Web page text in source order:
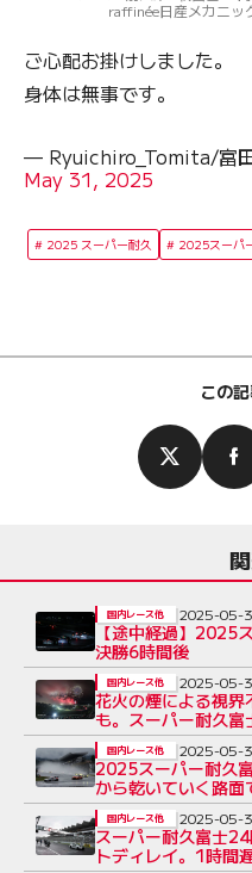
raffinée日産メカニッ
ご心配お掛けしました。
身体は無事です。
— Ryuichiro_Tomita/富
May 31, 2025
2025 スーパー耐久 2025スーパ
この
【途中経過】2025
決勝6時間後
国内レース他 2025-05-
花火の煙による視
も。スーパー耐久
国内レース他 2025-05-
2025スーパー耐久
から乾いていく路
プを奪う
国内レース他 2025-05-
スーパー耐久富士
トディレイ。1時間
国内レース他 2025-05-